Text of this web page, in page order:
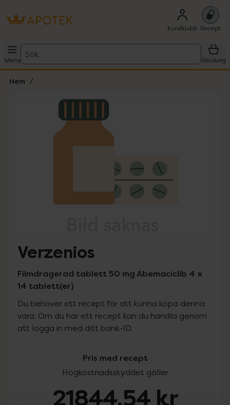
Kundklubb Recept
Meny
Sök
Varukorg
Hem
Lista: . Innehåller 1 objekt.
Verzenios
Filmdragerad tablett 50 mg Abemaciclib 4 x
14 tablett(er)
Du behöver ett recept för att kunna köpa denna
vara. Om du har ett recept kan du handla genom
att logga in med ditt bank-ID.
Pris med recept
Högkostnadsskyddet gäller
21844,54 kr